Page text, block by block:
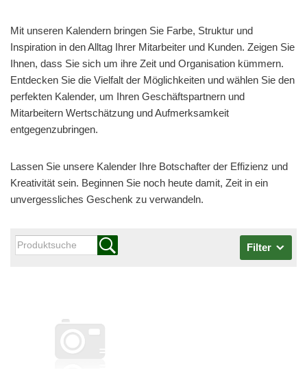
Mit unseren Kalendern bringen Sie Farbe, Struktur und
Inspiration in den Alltag Ihrer Mitarbeiter und Kunden. Zeigen Sie
Ihnen, dass Sie sich um ihre Zeit und Organisation kümmern.
Entdecken Sie die Vielfalt der Möglichkeiten und wählen Sie den
perfekten Kalender, um Ihren Geschäftspartnern und
Mitarbeitern Wertschätzung und Aufmerksamkeit
entgegenzubringen.
Lassen Sie unsere Kalender Ihre Botschafter der Effizienz und
Kreativität sein. Beginnen Sie noch heute damit, Zeit in ein
unvergessliches Geschenk zu verwandeln.
Filter